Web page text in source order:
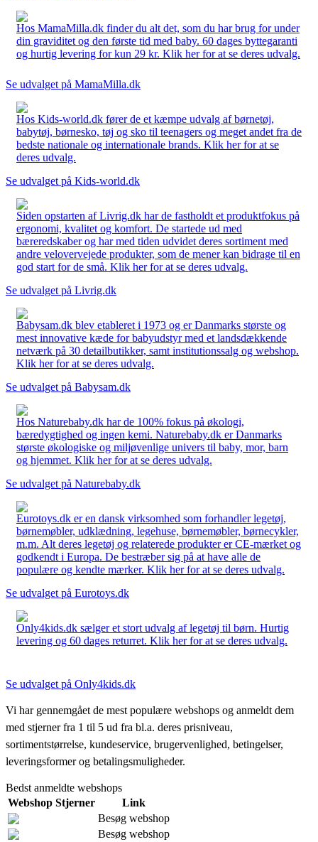
Hos MamaMilla.dk finder du alt det, som du har brug for under
din graviditet og den første tid med baby. 60 dages byttegaranti
og hurtig levering for kun 29 kr. Klik her for at se deres udvalg.
Se udvalget på MamaMilla.dk
Hos Kids-world.dk fører de et kæmpe udvalg af børnetøj,
babytøj, børnesko, tøj og sko til teenagers og meget andet fra de
bedste nationale og internationale brands. Klik her for at se
deres udvalg.
Se udvalget på Kids-world.dk
Siden opstarten af Livrig.dk har de fastholdt et produktfokus på
ergonomi, kvalitet og komfort. De startede ud med
bæreredskaber og har med tiden udvidet deres sortiment med
andre velovervejede produkter, som de mener kan bidrage til en
god start for de små. Klik her for at se deres udvalg.
Se udvalget på Livrig.dk
Babysam.dk blev etableret i 1973 og er Danmarks største og
mest innovative kæde for babyudstyr med et landsdækkende
netværk på 30 detailbutikker, samt institutionssalg og webshop.
Klik her for at se deres udvalg.
Se udvalget på Babysam.dk
Hos Naturebaby.dk har de 100% fokus på økologi,
bæredygtighed og ingen kemi. Naturebaby.dk er Danmarks
største økologiske og miljøvenlige univers til baby, mor, barn
og hjemmet. Klik her for at se deres udvalg.
Se udvalget på Naturebaby.dk
Eurotoys.dk er en dansk virksomhed som forhandler legetøj,
børnemøbler, udklædning, legehuse, børnemøbler, børnecykler,
m.m. Alt deres legetøj og relaterede produkter er CE-mærket og
godkendt i Europa. De bestræber sig på at have alle de
populære og kendte mærker. Klik her for at se deres udvalg.
Se udvalget på Eurotoys.dk
Only4kids.dk sælger et stort udvalg af legetøj til børn. Hurtig
levering og 60 dages returret. Klik her for at se deres udvalg.
Se udvalget på Only4kids.dk
Vi har gennemgået de mest populære webshops og anmeldt dem
med stjerner fra 1 til 5 ud fra bl.a. deres prisniveau,
sortimentstørrelse, kundeservice, brugervenlighed, betingelser,
leveringsformer og betalingsmuligheder.
Bedst anmeldte webshops
Webshop Stjerner
Link
Besøg webshop
Besøg webshop